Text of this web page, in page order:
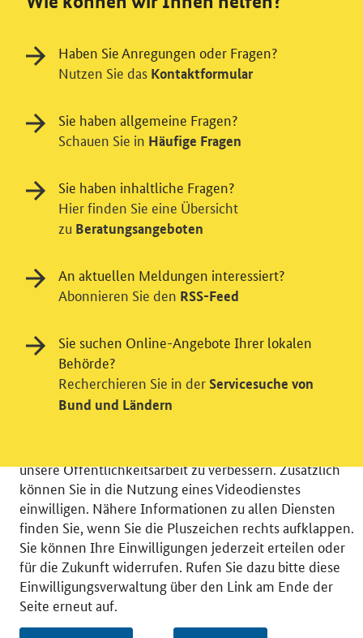
© 2026 Bundesministerium für Wirtschaft und Energie
RSS
Benutzerhinweise
Inhaltsverzeichnis
Impressum
Barrierefreiheit
Datenschutz
Einwilligungsverwaltung
Einwilligung in Tracking und / oder
Videodienst
Wir bitten Sie an dieser Stelle um Ihre Einwilligung für
verschiedene Zusatzdienste unserer Webseite: Wir
unsere Öffentlichkeitsarbeit zu verbessern. Zusätzlich
können Sie in die Nutzung eines Videodienstes
einwilligen. Nähere Informationen zu allen Diensten
finden Sie, wenn Sie die Pluszeichen rechts aufklappen.
Sie können Ihre Einwilligungen jederzeit erteilen oder
für die Zukunft widerrufen. Rufen Sie dazu bitte diese
Einwilligungsverwaltung über den Link am Ende der
Seite erneut auf.
Haben Sie Anregungen oder Fragen?
Nutzen Sie das Kontaktformular
Sie haben allgemeine Fragen?
Schauen Sie in Häufige Fragen
Sie haben inhaltliche Fragen?
Hier finden Sie eine Übersicht
zu Beratungsangeboten
An aktuellen Meldungen interessiert?
Abonnieren Sie den RSS-Feed
Sie suchen Online-Angebote Ihrer lokalen
Behörde?
Recherchieren Sie in der Servicesuche von
Bund und Ländern